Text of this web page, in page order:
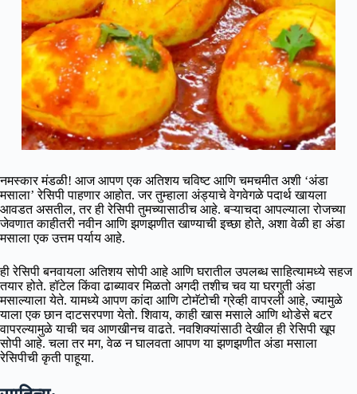
नमस्कार मंडळी! आज आपण एक अतिशय चविष्ट आणि चमचमीत अशी ‘अंडा
मसाला’ रेसिपी पाहणार आहोत. जर तुम्हाला अंड्याचे वेगवेगळे पदार्थ खायला
आवडत असतील, तर ही रेसिपी तुमच्यासाठीच आहे. बऱ्याचदा आपल्याला रोजच्या
जेवणात काहीतरी नवीन आणि झणझणीत खाण्याची इच्छा होते, अशा वेळी हा अंडा
मसाला एक उत्तम पर्याय आहे.
ही रेसिपी बनवायला अतिशय सोपी आहे आणि घरातील उपलब्ध साहित्यामध्ये सहज
तयार होते. हॉटेल किंवा ढाब्यावर मिळतो अगदी तशीच चव या घरगुती अंडा
मसाल्याला येते. यामध्ये आपण कांदा आणि टोमॅटोची ग्रेव्ही वापरली आहे, ज्यामुळे
याला एक छान दाटसरपणा येतो. शिवाय, काही खास मसाले आणि थोडेसे बटर
वापरल्यामुळे याची चव आणखीनच वाढते. नवशिक्यांसाठी देखील ही रेसिपी खूप
सोपी आहे. चला तर मग, वेळ न घालवता आपण या झणझणीत अंडा मसाला
रेसिपीची कृती पाहूया.